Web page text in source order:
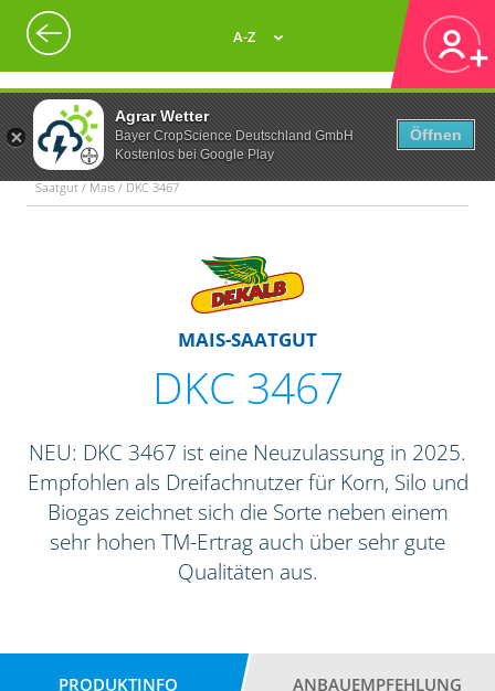
Agrar Wetter
Bayer CropScience Deutschland GmbH
Kostenlos bei Google Play
Öffnen
A-Z
Saatgut / Mais / DKC 3467
MAIS-SAATGUT
DKC 3467
NEU: DKC 3467 ist eine Neuzulassung in 2025.
Empfohlen als Dreifachnutzer für Korn, Silo und
Biogas zeichnet sich die Sorte neben einem
sehr hohen TM-Ertrag auch über sehr gute
Qualitäten aus.
PRODUKTINFO ANBAUEMPFEHLUNG